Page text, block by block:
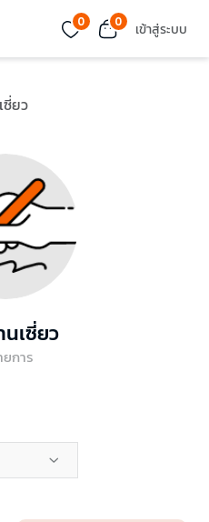
0 0 เข้าสู่ระบบ
ซี่ยว
เซี่ยว
ยการ